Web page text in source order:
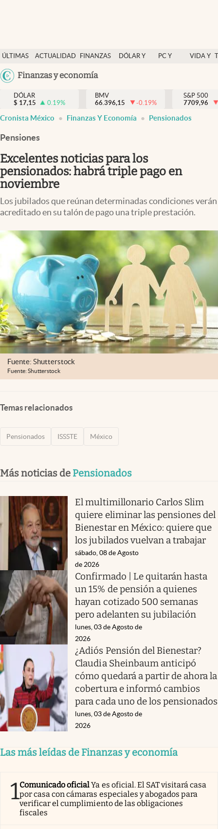
ÚLTIMAS
NOTICIAS
ACTUALIDAD
FINANZAS
DÓLAR Y
PC Y
VIDA Y
México
USA
Finanzas y economía
Actualidad
Finanzas y economía
Dólar y mercados
Pc y celular
Vida y estilo
Tv
Espiritualidad
Mediakit
abre en nueva pestaña
México
DÓLAR
$ 17,15 0.19%
BMV
66.396,15
-0.19%
S&P 500
7709,96
Cronista México Finanzas Y Economía Pensionados
Pensiones
Excelentes noticias para los
pensionados: habrá triple pago en
noviembre
Los jubilados que reúnan determinadas condiciones verán
acreditado en su talón de pago una triple prestación.
Fuente: Shutterstock
Fuente: Shutterstock
Temas relacionados
Pensionados ISSSTE México
Más noticias de Pensionados
El multimillonario Carlos Slim
quiere eliminar las pensiones del
Bienestar en México: quiere que
los jubilados vuelvan a trabajar
sábado, 08 de Agosto
de 2026
Confirmado | Le quitarán hasta
un 15% de pensión a quienes
hayan cotizado 500 semanas
pero adelanten su jubilación
lunes, 03 de Agosto de
2026
¿Adiós Pensión del Bienestar?
Claudia Sheinbaum anticipó
cómo quedará a partir de ahora la
cobertura e informó cambios
para cada uno de los pensionados
lunes, 03 de Agosto de
2026
Las más leídas de Finanzas y economía
1Comunicado oficialYa es oficial. El SAT visitará casa
por casa con cámaras especiales y abogados para
verificar el cumplimiento de las obligaciones
fiscales